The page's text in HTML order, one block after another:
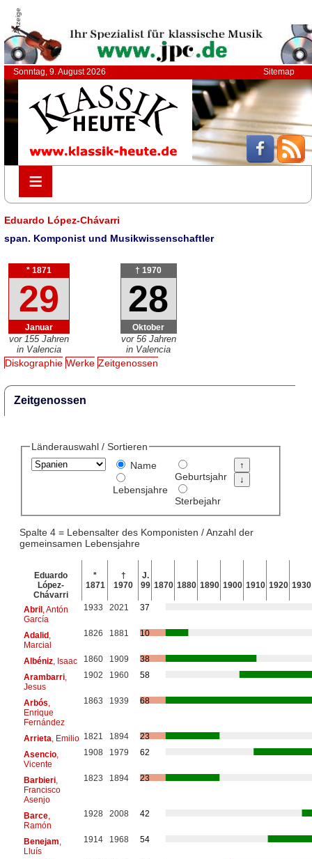
Anzeige
Sonntag, 9. August 2026 Sitemap
≡
≡
Eduardo López-Chávarri
span. Komponist und Musikwissenschaftler
* 1871
29
Januar
vor 155 Jahren
in Valencia
† 1970
28
Oktober
vor 56 Jahren
in Valencia
Diskographie Werke Zeitgenossen
Zeitgenossen
Länderauswahl / Sortieren
Name
Lebensjahre
Geburtsjahr
Sterbejahr
Spalte 4 = Lebensalter des Komponisten / Anzahl der
gemeinsamen Lebensjahre
Eduardo
López-
Chávarri
*
1871
†
1970
J.
99 1870 1880 1890 1900 1910 1920 1930
Abril, Antón
García
1933 2021 37
Adalid,
Marcial
1826 1881 10
Albéniz, Isaac 1860 1909
38
Arambarri,
Jesus
1902 1960 58
Arbós
Enrique
Fernández
1863 1939 68
Arrieta , Emilio 1821 1894
23
Asencio,
Vicente
1908 1979 62
Barbieri,
Francisco
Asenjo
1823 1894 23
Barce,
Ramón
1928 2008 42
Benejam
Lluís
1914 1968 54